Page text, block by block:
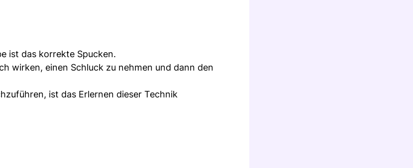
ist das korrekte Spucken.
wirken, einen Schluck zu nehmen und dann den
ist das Erlernen dieser Technik